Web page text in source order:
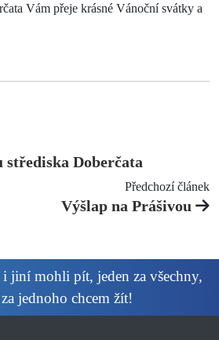
Vám přeje krásné Vánoční svátky a
Doberčata
Předchozí článek
Výšlap na Prášivou
jiní mohli pít, jeden za všechny,
jednoho chcem žít!